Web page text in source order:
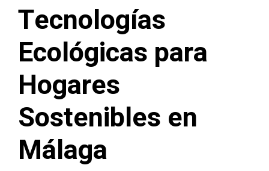
Tecnologías
Ecológicas para
Hogares
Sostenibles en
Málaga